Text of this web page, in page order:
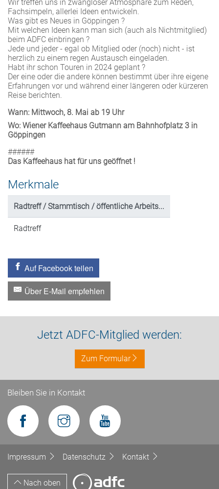
Wir treffen uns in zwangloser Atmosphäre zum Reden,
Fachsimpeln, allerlei Ideen entwickeln.
Was gibt es Neues in Göppingen ?
Mit welchen Ideen kann man sich (auch als Nichtmitglied)
beim ADFC einbringen ?
Jede und jeder - egal ob Mitglied oder (noch) nicht - ist
herzlich zu einem regen Austausch eingeladen.
Habt ihr schon Touren in 2024 geplant ?
Der eine oder die andere können bestimmt über ihre eigene
Erfahrungen vor und während einer längeren oder kürzeren
Reise berichten.
Wann: Mittwoch, 8. Mai ab 19 Uhr
Wo: Wiener Kaffeehaus Gutmann am Bahnhofplatz 3 in
Göppingen
######
Das Kaffeehaus hat für uns geöffnet !
Merkmale
Radtreff / Stammtisch / öffentliche Arbeits...
Radtreff
Auf Facebook teilen
Über E-Mail empfehlen
Jetzt ADFC-Mitglied werden:
Zum Formular
Bleiben Sie in Kontakt
Impressum Datenschutz Kontakt
Nach oben